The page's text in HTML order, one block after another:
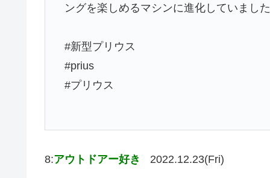
ングを楽しめるマシンに進化していまし
#新型プリウス
#prius
#プリウス
8:アウトドアー好き 2022.12.23(Fri)